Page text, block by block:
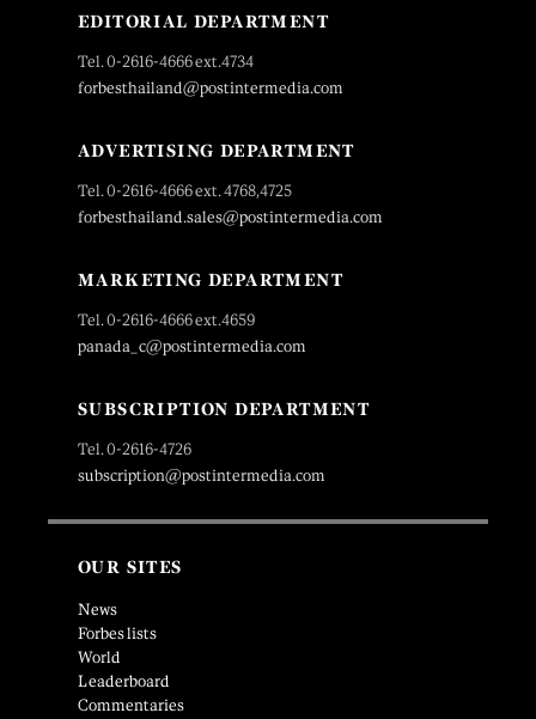
EDITORIAL DEPARTMENT
Tel. 0-2616-4666 ext.4734
forbesthailand@postintermedia.com
ADVERTISING DEPARTMENT
Tel. 0-2616-4666 ext. 4768,4725
forbesthailand.sales@postintermedia.com
MARKETING DEPARTMENT
Tel. 0-2616-4666 ext.4659
panada_c@postintermedia.com
SUBSCRIPTION DEPARTMENT
Tel. 0-2616-4726
subscription@postintermedia.com
OUR SITES
News
Forbes lists
World
Leaderboard
Commentaries